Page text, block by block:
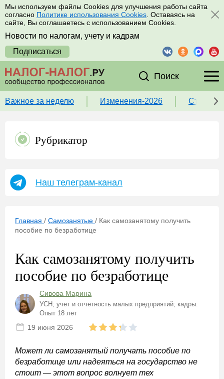
Мы используем файлы Cookies для улучшения работы сайта
согласно Политике использования Cookies . Оставаясь на
сайте, Вы соглашаетесь с использованием Cookies.
Новости по налогам, учету и кадрам
Подписаться
Поиск
Важное за неделю Изменения-2026 Ставка
Рубрикатор
Наш телеграм-канал
Главная / Самозанятые / Как самозанятому получить
пособие по безработице
Как самозанятому получить
пособие по безработице
Сивова Марина
УСН; учет и отчетность малых предприятий; кадры.
Опыт 18 лет
19 июня 2026
Может ли самозанятый получать пособие по
безработице или надеяться на государство не
стоит — этот вопрос волнует тех